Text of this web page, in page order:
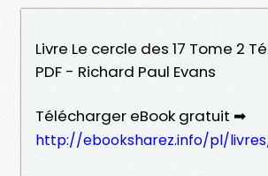
Livre Le cercle des 17 Tome 2
PDF - Richard Paul Evans
Télécharger eBook gratuit ➡
http://ebooksharez.info/pl/